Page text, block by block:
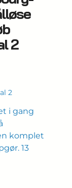
2
2
i gang
komplet
13